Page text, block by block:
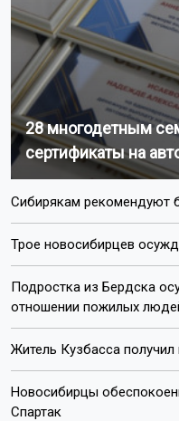
28 многодетным
сертификаты на
Сибирякам рекомендуют
Трое новосибирцев
Подростка из Бердска
отношении пожилых
Житель Кузбасса
Новосибирцы
Спартак